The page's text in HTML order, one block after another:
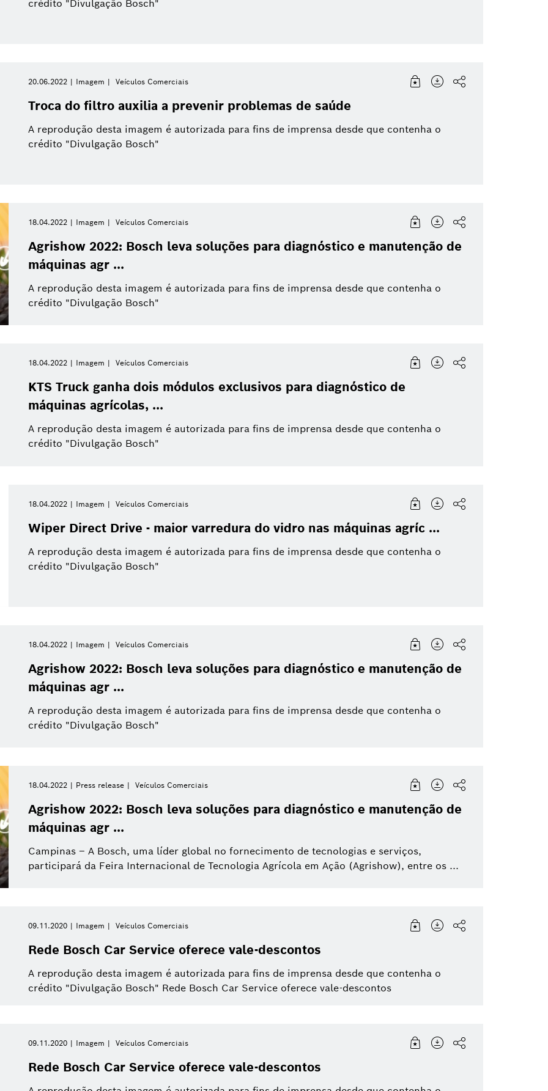
crédito "Divulgação Bosch"
20.06.2022 Imagem Veículos Comerciais
Troca do filtro auxilia a prevenir problemas de saúde
A reprodução desta imagem é autorizada para fins de imprensa desde que contenha o
crédito "Divulgação Bosch"
18.04.2022 Imagem Veículos Comerciais
Agrishow 2022: Bosch leva soluções para diagnóstico e manutenção de
máquinas agr ...
A reprodução desta imagem é autorizada para fins de imprensa desde que contenha o
crédito "Divulgação Bosch"
18.04.2022 Imagem Veículos Comerciais
KTS Truck ganha dois módulos exclusivos para diagnóstico de
máquinas agrícolas, ...
A reprodução desta imagem é autorizada para fins de imprensa desde que contenha o
crédito "Divulgação Bosch"
18.04.2022 Imagem Veículos Comerciais
Wiper Direct Drive - maior varredura do vidro nas máquinas agríc ...
A reprodução desta imagem é autorizada para fins de imprensa desde que contenha o
crédito "Divulgação Bosch"
18.04.2022 Imagem Veículos Comerciais
Agrishow 2022: Bosch leva soluções para diagnóstico e manutenção de
máquinas agr ...
A reprodução desta imagem é autorizada para fins de imprensa desde que contenha o
crédito "Divulgação Bosch"
18.04.2022 Press release Veículos Comerciais
Agrishow 2022: Bosch leva soluções para diagnóstico e manutenção de
máquinas agr ...
Campinas – A Bosch, uma líder global no fornecimento de tecnologias e serviços,
participará da Feira Internacional de Tecnologia Agrícola em Ação (Agrishow), entre os ...
09.11.2020 Imagem Veículos Comerciais
Rede Bosch Car Service oferece vale-descontos
A reprodução desta imagem é autorizada para fins de imprensa desde que contenha o
crédito "Divulgação Bosch" Rede Bosch Car Service oferece vale-descontos
09.11.2020 Imagem Veículos Comerciais
Rede Bosch Car Service oferece vale-descontos